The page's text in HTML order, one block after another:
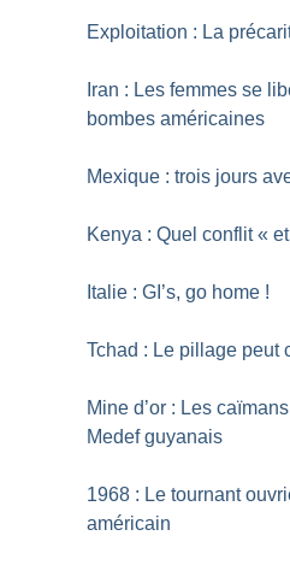
Exploitation : La
Iran : Les femmes se
bombes américaines
Mexique : trois jours
Kenya : Quel conflit «
Italie : GI’s, go home !
Tchad : Le pillage peut
Mine d’or : Les
Medef guyanais
1968 : Le tournant
américain